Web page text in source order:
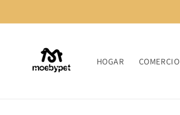
al contenido
HOGAR COMERCIO